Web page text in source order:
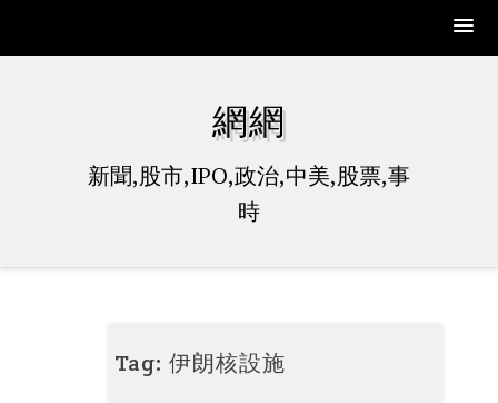
網網
新聞,股市,IPO,政治,中美,股票,事
時
Tag:伊朗核設施